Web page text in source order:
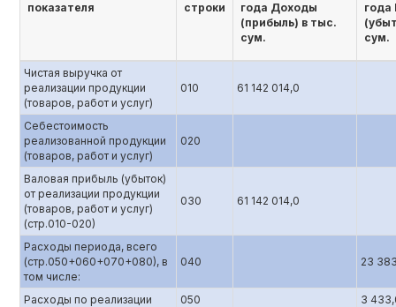
показателя
строки
года Доходы
(прибыль) в тыс.
сум.
года
сум.
Чистая выручка от
реализации продукции
(товаров, работ и услуг)
010 61 142 014,0
Себестоимость
реализованной продукции
(товаров, работ и услуг)
020
Валовая прибыль (убыток)
от реализации продукции
(товаров, работ и услуг)
(стр.010-020)
030 61 142 014,0
Расходы периода, всего
(стр.050+060+070+080), в
том числе:
040 23
Расходы по реализации 050
3